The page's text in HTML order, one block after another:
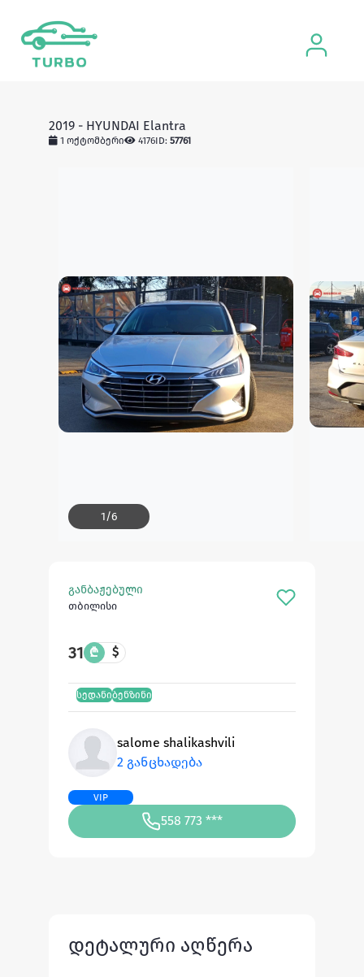
2019 - HYUNDAI Elantra
1 ოქტომბერი 4176ID: 57761
1/6
განბაჟებული
თბილისი
31 ₾ $
სედანიბენზინი
salome shalikashvili
2 განცხადება
VIP
558 773 ***
დეტალური აღწერა